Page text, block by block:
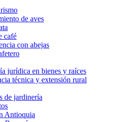
de aves
café
con abejas
jurídica en bienes y raíces
técnica y extensión rural
de jardinería
Antioquia